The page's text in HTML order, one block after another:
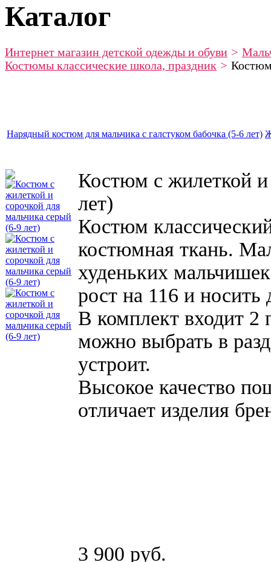
Каталог
Интернет магазин детской одежды и обуви >
Костюмы классические школа, праздник >
Нарядный костюм для мальчика с галстуком бабочка (5-6 лет)
Костюм с жилеткой и
лет)
Костюм
костюмная ткань.
худеньких
рост на 116 и носить
В комплект входит 2
можно выбрать в
устроит.
Высокое качество
отличает изделия
3 900 руб.